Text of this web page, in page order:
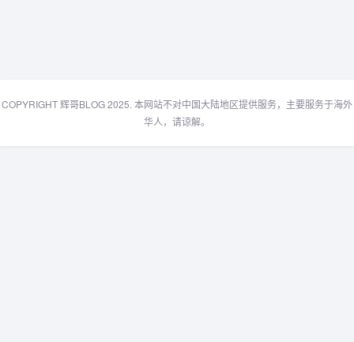
COPYRIGHT 辉哥BLOG 2025. 本网站不对中国大陆地区提供服务，主要服务于海外
华人，请谅解。